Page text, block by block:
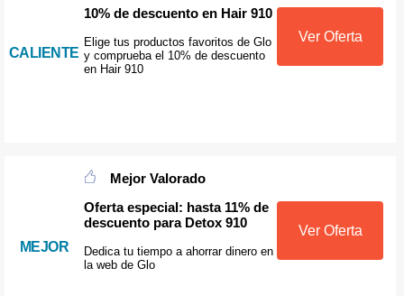
CALIENTE
10% de descuento en Hair 910
Elige tus productos favoritos de Glo
y comprueba el 10% de descuento
en Hair 910
Ver Oferta
MEJOR
Mejor Valorado
Oferta especial: hasta 11% de
descuento para Detox 910
Dedica tu tiempo a ahorrar dinero en
la web de Glo
Ver Oferta